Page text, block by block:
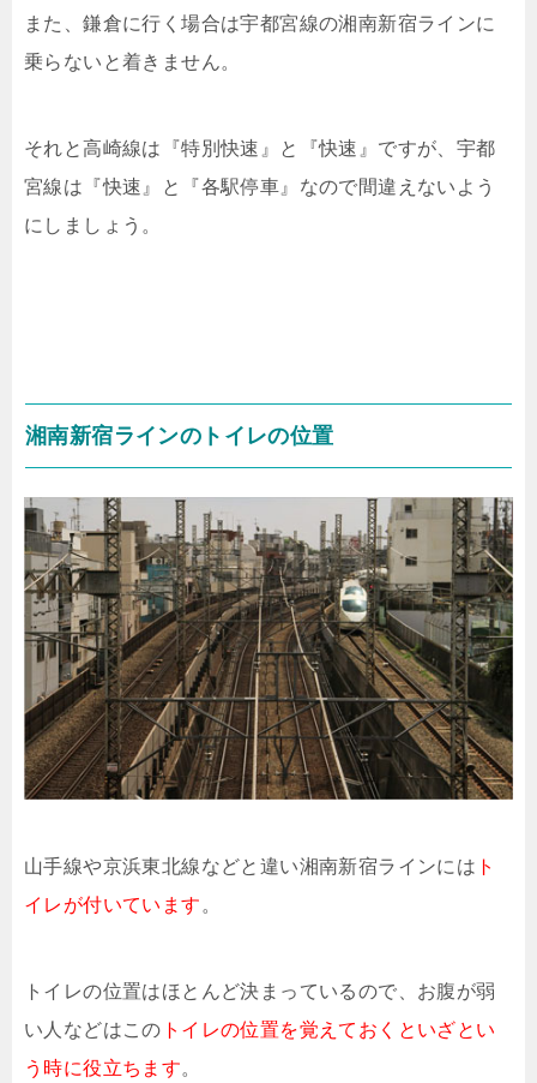
また、鎌倉に行く場合は宇都宮線の湘南新宿ラインに
乗らないと着きません。
それと高崎線は『特別快速』と『快速』ですが、宇都
宮線は『快速』と『各駅停車』なので間違えないよう
にしましょう。
湘南新宿ラインのトイレの位置
山手線や京浜東北線などと違い湘南新宿ラインには ト
イレが付いています 。
トイレの位置はほとんど決まっているので、お腹が弱
い人などはこの トイレの位置を覚えておくといざとい
う時に役立ちます。